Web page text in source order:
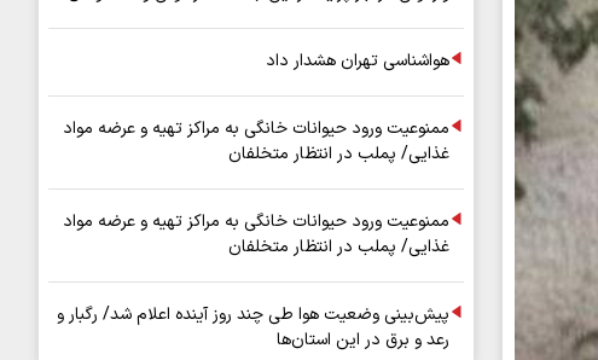
هواشناسی تهران هشدار داد
ممنوعیت ورود حیوانات خانگی به مراکز تهیه و عرضه مواد
غذایی/ پملب در انتظار متخلفان
ممنوعیت ورود حیوانات خانگی به مراکز تهیه و عرضه مواد
غذایی/ پملب در انتظار متخلفان
پیش‌بینی وضعیت هوا طی چند روز آینده اعلام شد/ رگبار و
رعد و برق در این استان‌ها